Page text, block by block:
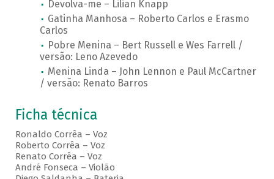
Devolva-me – Lilian Knapp
Gatinha Manhosa – Roberto Carlos e Erasmo
Carlos
Pobre Menina – Bert Russell e Wes Farrell /
versão: Leno Azevedo
Menina Linda – John Lennon e Paul McCartner
/ versão: Renato Barros
Ficha técnica
Ronaldo Corrêa – Voz
Roberto Corrêa – Voz
Renato Corrêa – Voz
André Fonseca – Violão